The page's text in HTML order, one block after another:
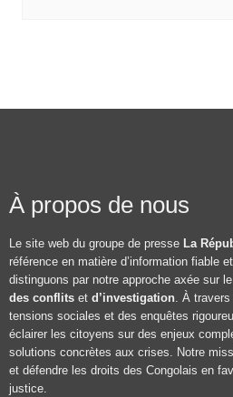
À propos de nous
Le site web du groupe de presse La
référence en matière d’information fiable
distinguons par notre approche axée sur le
des conflits et d’investigation. À travers
tensions sociales et des enquêtes
éclairer les citoyens sur des enjeux
solutions concrètes aux crises. Notre
et défendre les droits des Congolais en
justice.